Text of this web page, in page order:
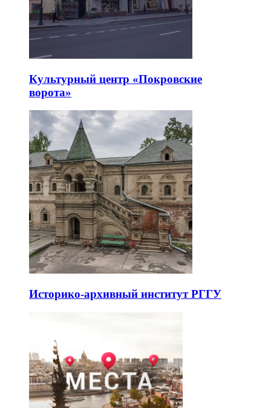
Культурный центр «Покровские
ворота»
Историко-архивный институт РГГУ